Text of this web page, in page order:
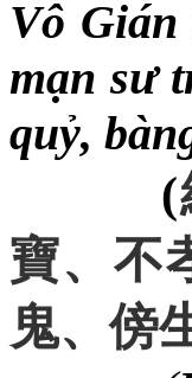
Vô
mạn sư
quỷ,
(
寶、 不
鬼、傍